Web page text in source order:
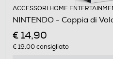
ACCESSORI HOME
NINTENDO - Coppia di
€ 14,90
€ 19,00consigliato